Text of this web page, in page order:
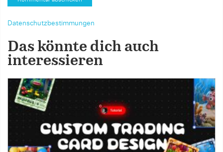
Datenschutzbestimmungen
Das könnte dich auch
interessieren